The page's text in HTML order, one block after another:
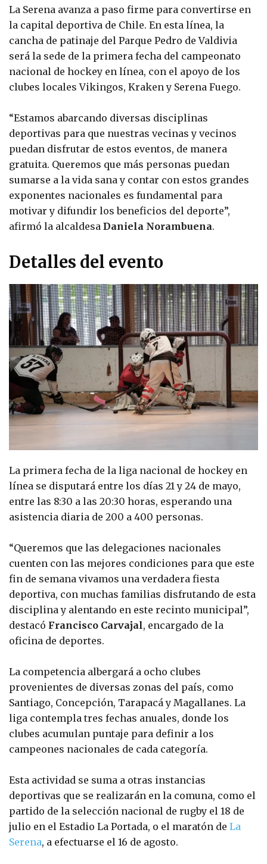
La Serena avanza a paso firme para convertirse en
la capital deportiva de Chile. En esta línea, la
cancha de patinaje del Parque Pedro de Valdivia
será la sede de la primera fecha del campeonato
nacional de hockey en línea, con el apoyo de los
clubes locales Vikingos, Kraken y Serena Fuego.
“Estamos abarcando diversas disciplinas
deportivas para que nuestras vecinas y vecinos
puedan disfrutar de estos eventos, de manera
gratuita. Queremos que más personas puedan
sumarse a la vida sana y contar con estos grandes
exponentes nacionales es fundamental para
motivar y difundir los beneficios del deporte”,
afirmó la alcaldesa Daniela Norambuena.
Detalles del evento
La primera fecha de la liga nacional de hockey en
línea se disputará entre los días 21 y 24 de mayo,
entre las 8:30 a las 20:30 horas, esperando una
asistencia diaria de 200 a 400 personas.
“Queremos que las delegaciones nacionales
cuenten con las mejores condiciones para que este
fin de semana vivamos una verdadera fiesta
deportiva, con muchas familias disfrutando de esta
disciplina y alentando en este recinto municipal”,
destacó Francisco Carvajal, encargado de la
oficina de deportes.
La competencia albergará a ocho clubes
provenientes de diversas zonas del país, como
Santiago, Concepción, Tarapacá y Magallanes. La
liga contempla tres fechas anuales, donde los
clubes acumulan puntaje para definir a los
campeones nacionales de cada categoría.
Esta actividad se suma a otras instancias
deportivas que se realizarán en la comuna, como el
partido de la selección nacional de rugby el 18 de
julio en el Estadio La Portada, o el maratón de La
Serena, a efectuarse el 16 de agosto.